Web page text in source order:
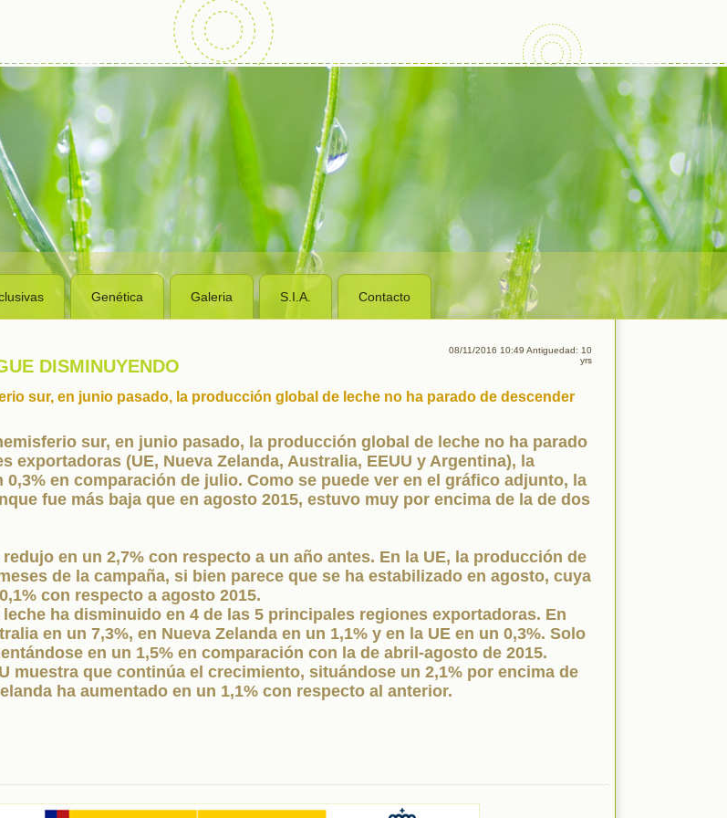
Genética Galeria S.I.A. Contacto
08/11/2016 10:49 Antiguedad: 10
yrs
DISMINUYENDO
sur, en junio pasado, la producción global de leche no ha parado de descender
sur, en junio pasado, la producción global de leche no ha parado
exportadoras (UE, Nueva Zelanda, Australia, EEUU y Argentina), la
en comparación de julio. Como se puede ver en el gráfico adjunto, la
fue más baja que en agosto 2015, estuvo muy por encima de la de dos
en un 2,7% con respecto a un año antes. En la UE, la producción de
de la campaña, si bien parece que se ha estabilizado en agosto, cuya
con respecto a agosto 2015.
ha disminuido en 4 de las 5 principales regiones exportadoras. En
en un 7,3%, en Nueva Zelanda en un 1,1% y en la UE en un 0,3%. Solo
en un 1,5% en comparación con la de abril-agosto de 2015.
muestra que continúa el crecimiento, situándose un 2,1% por encima de
ha aumentado en un 1,1% con respecto al anterior.